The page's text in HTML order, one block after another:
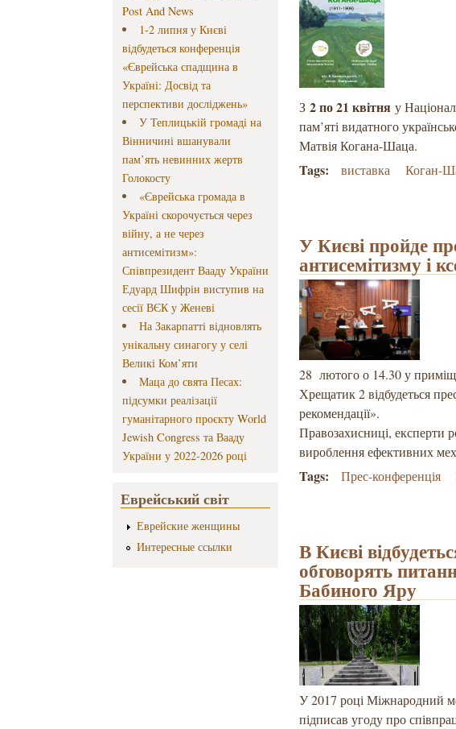
Post And News
1-2 липня у Києві
відбудеться конференція
«Єврейська спадщина в
Україні: Досвід та
перспективи досліджень»
У Теплицькій громаді на
Вінничині вшанували
пам’ять невинних жертв
Голокосту
«Єврейська громада в
Україні скорочується через
війну, а не через
антисемітизм»:
Співпрезидент Вааду України
Едуард Шифрін виступив на
сесії ВЄК у Женеві
На Закарпатті відновлять
унікальну синагогу у селі
Великі Ком’яти
Маца до свята Песах:
підсумки реалізації
гуманітарного проєкту World
Jewish Congress та Вааду
України у 2022-2026 році
Еврейський світ
Еврейские женщины
Интересные ссылки
З 2 по 21 квітняу
пам’яті видатного
Матвія Когана-Шаца.
Tags: виставка Коган-
У Києві пройде
антисемітизму і
28 лютого о 14.30 у
Хрещатик 2 відбудеться
рекомендації».
Правозахисниці, експерти
вироблення ефективних
Tags: Прес-конференція
В Києві
обговорять
Бабиного Яру
У 2017 році Міжнародний
підписав угоду про